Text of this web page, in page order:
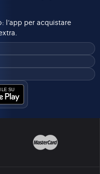
l’app per acquistare